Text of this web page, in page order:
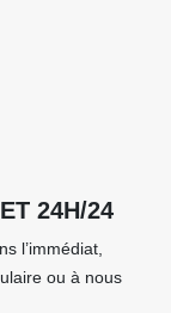
24H/24
l’immédiat,
ou à nous